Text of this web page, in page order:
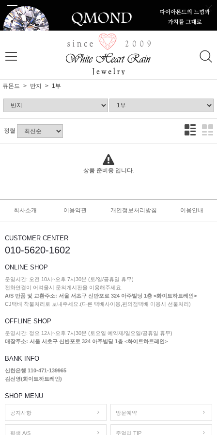
큐몬드 반지 1부
정렬
상품 준비중 입니다.
회사소개 이용약관 개인정보처리방침 이용안내
CUSTOMER CENTER
010-5620-1602
ONLINE SHOP
운영시간: 오전 10시~오후 7시30분 (토/일/공휴일 휴무)
전화연결이 어려울시 문의게시판을 이용해주세요.
A/S 반품 및 교환주소: 서울 서초구 신반포로 324 아주빌딩 1층 <화이트하트레인>
CJ택배 착불처리로 보내주세요.(다른 택배사이용,편의점택배 이용시 선불처리)
OFFLINE SHOP
운영시간: 정오 12시~오후 7시30분 (토요일 예약제/일요일/공휴일 휴무)
매장주소: 서울 서초구 신반포로 324 아주빌딩 1층 <화이트하트레인>
BANK INFO
신한은행 110-471-139965
김선영(화이트하트레인)
SHOP MENU
공지사항 방문예약
평생 A/S 주얼리 TIP